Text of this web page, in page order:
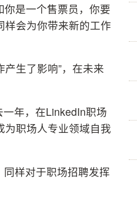
是一个售票员，你要
会为你带来新的工作
生了影响”，在未来
年，在LinkedIn职场
职场人专业领域自我
样对于职场招聘发挥